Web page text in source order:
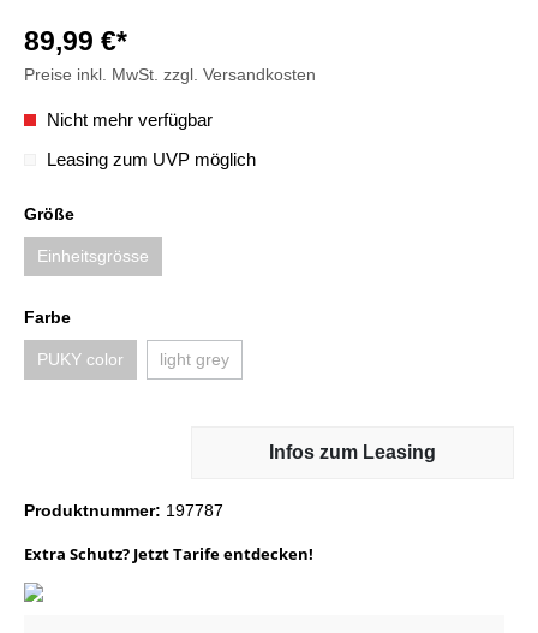
89,99 €*
Preise inkl. MwSt. zzgl. Versandkosten
Nicht mehr verfügbar
Leasing zum UVP möglich
Größe
Einheitsgrösse
Farbe
PUKY color light grey
Infos zum Leasing
Produktnummer: 197787
Extra Schutz? Jetzt Tarife entdecken!